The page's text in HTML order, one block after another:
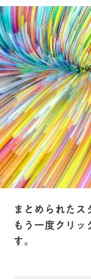
まとめられたス
もう一度クリッ
す。